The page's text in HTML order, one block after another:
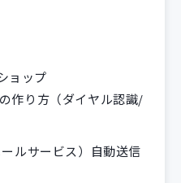
ョップ
作り方（ダイヤル認識/
ルサービス）自動送信